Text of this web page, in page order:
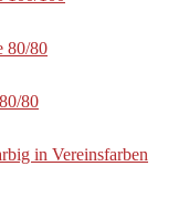
80/80
80
in Vereinsfarben